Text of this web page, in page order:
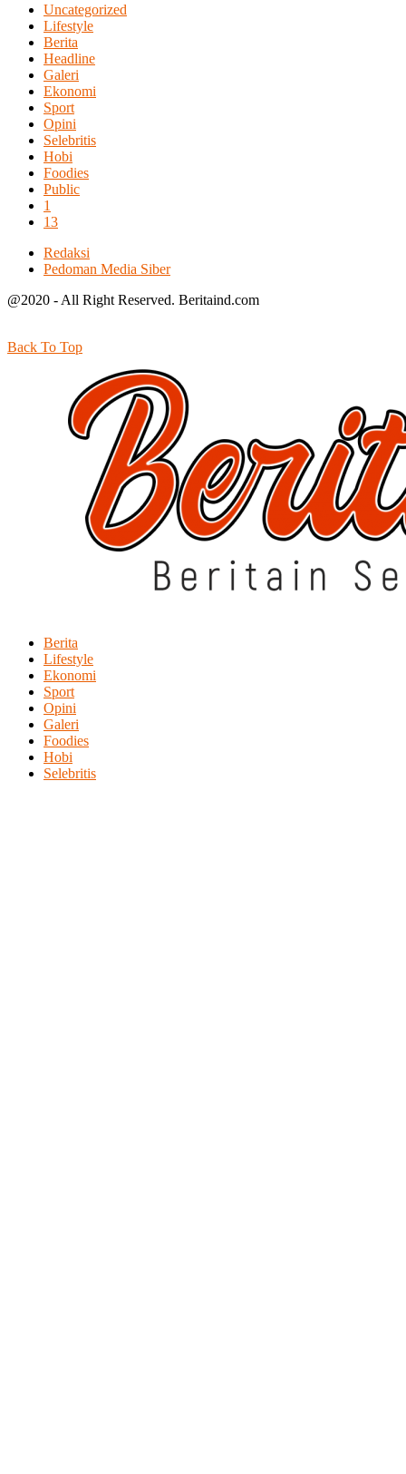
Uncategorized
Lifestyle
Berita
Headline
Galeri
Ekonomi
Sport
Opini
Selebritis
Hobi
Foodies
Public
1
13
Redaksi
Pedoman Media Siber
@2020 - All Right Reserved. Beritaind.com
Back To Top
Berita
Lifestyle
Ekonomi
Sport
Opini
Galeri
Foodies
Hobi
Selebritis